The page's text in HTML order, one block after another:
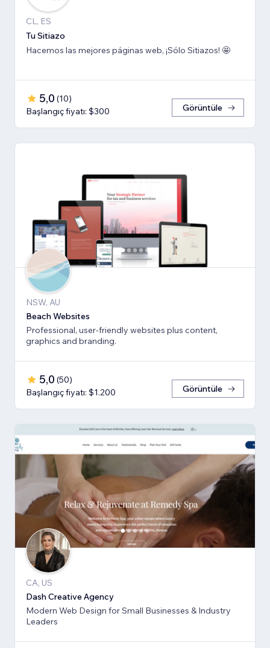
CL, ES
Tu Sitiazo
Hacemos las mejores páginas web, ¡Sólo Sitiazos! 🤩
5,0 (10)
Başlangıç fiyatı: $300
Görüntüle
NSW, AU
Beach Websites
Professional, user-friendly websites plus content,
graphics and branding.
5,0 (50)
Başlangıç fiyatı: $1.200
Görüntüle
CA, US
Dash Creative Agency
Modern Web Design for Small Businesses & Industry
Leaders